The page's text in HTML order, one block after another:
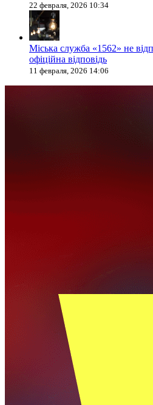
22 февраля, 2026 10:34
Міська служба «1562» не
офіційна відповідь
11 февраля, 2026 14:06